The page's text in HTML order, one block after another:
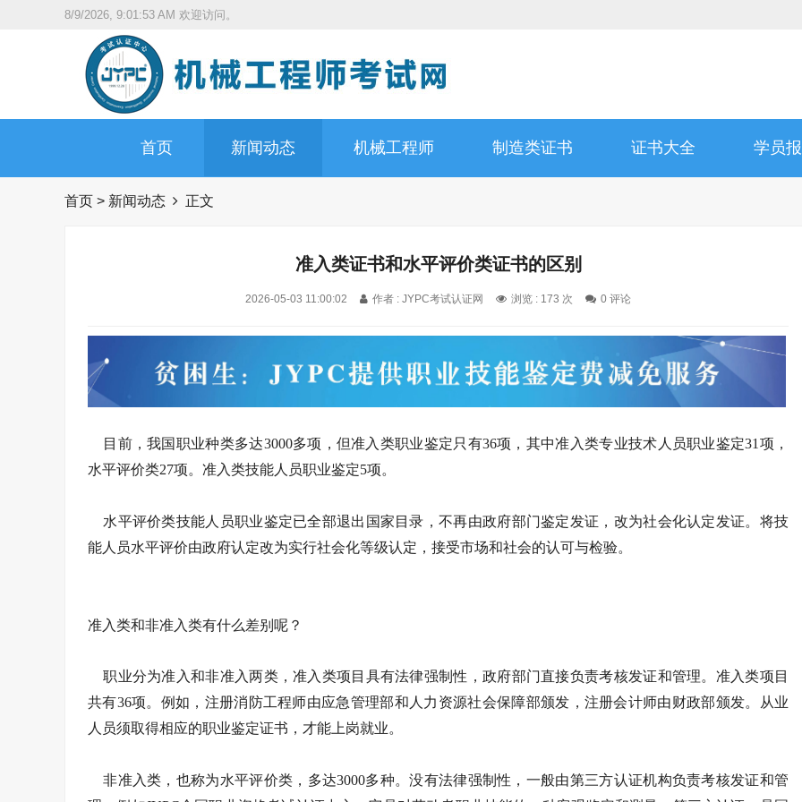
8/9/2026, 9:01:54 AM 欢迎访问。
首页 新闻动态 机械工程师 制造类证书 证书大全 学员
首页 > 新闻动态 正文
准入类证书和水平评价类证书的区别
2026-05-03 11:00:02 作者 : JYPC考试认证网 浏览 : 173 次 0 评论
目前，我国职业种类多达3000多项，但准入类职业鉴定只有36项，其中准入类专业技术人员职业鉴定31项，
水平评价类27项。准入类技能人员职业鉴定5项。
水平评价类技能人员职业鉴定已全部退出国家目录，不再由政府部门鉴定发证，改为社会化认定发证。将技
能人员水平评价由政府认定改为实行社会化等级认定，接受市场和社会的认可与检验。
准入类和非准入类有什么差别呢？
职业分为准入和非准入两类，准入类项目具有法律强制性，政府部门直接负责考核发证和管理。准入类项目
共有36项。例如，注册消防工程师由应急管理部和人力资源社会保障部颁发，注册会计师由财政部颁发。从业
人员须取得相应的职业鉴定证书，才能上岗就业。
非准入类，也称为水平评价类，多达3000多种。没有法律强制性，一般由第三方认证机构负责考核发证和管